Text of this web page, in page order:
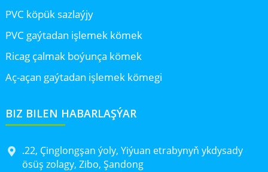
PVC köpük sazlaýjy
PVC gaýtadan işlemek kömek
Ricag çalmak boýunça kömek
Aç-açan gaýtadan işlemek kömegi
BIZ BILEN HABARLAŞÝAR
.22, Çinglongşan ýoly, Yiýuan etrabynyň ykdysady
ösüş zolagy, Zibo, Şandong